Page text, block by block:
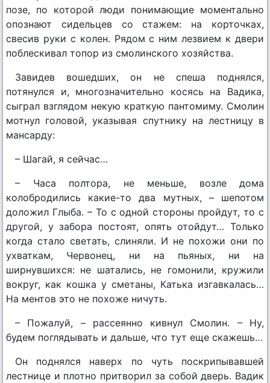
позе, по которой люди понимающие моментально
опознают сидельцев со стажем: на корточках,
свесив руки с колен. Рядом с ним лезвием к двери
поблескивал топор из смолинского хозяйства.
Завидев вошедших, он не спеша поднялся,
потянулся и, многозначительно косясь на Вадика,
сыграл взглядом некую краткую пантомиму. Смолин
мотнул головой, указывая спутнику на лестницу в
мансарду:
– Шагай, я сейчас…
– Часа полтора, не меньше, возле дома
колобродились какие-то два мутных, – шепотом
доложил Глыба. – То с одной стороны пройдут, то с
другой, у забора постоят, опять отойдут… Только
когда стало светать, слиняли. И не похожи они по
ухваткам, Червонец, ни на пьяных, ни на
ширнувшихся: не шатались, не гомонили, кружили
вокруг, как кошка у сметаны, Катька изгавкалась…
На ментов это не похоже ничуть.
– Пожалуй, – рассеянно кивнул Смолин. – Ну,
будем поглядывать и дальше, что тут еще скажешь…
Он поднялся наверх по чуть поскрипывавшей
лестнице и плотно притворил за собой дверь. Вадик